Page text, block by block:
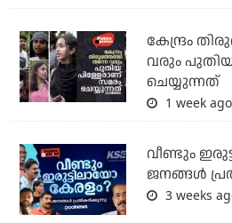
കേന്ദ്രം
വരും പുതിയ
ചെയ്യുന്നത്
1 week ago
വീണ്ടും
ജനങ്ങൾ
3 weeks